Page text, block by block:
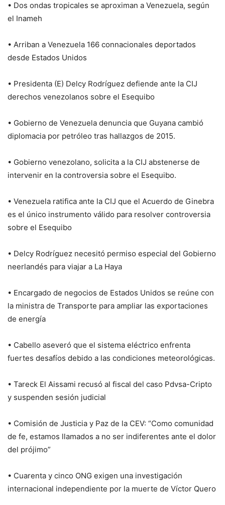
• Dos ondas tropicales se aproximan a Venezuela, según
el Inameh
• Arriban a Venezuela 166 connacionales deportados
desde Estados Unidos
• Presidenta (E) Delcy Rodríguez defiende ante la CIJ
derechos venezolanos sobre el Esequibo
• Gobierno de Venezuela denuncia que Guyana cambió
diplomacia por petróleo tras hallazgos de 2015.
• Gobierno venezolano, solicita a la CIJ abstenerse de
intervenir en la controversia sobre el Esequibo.
• Venezuela ratifica ante la CIJ que el Acuerdo de Ginebra
es el único instrumento válido para resolver controversia
sobre el Esequibo
• Delcy Rodríguez necesitó permiso especial del Gobierno
neerlandés para viajar a La Haya
• Encargado de negocios de Estados Unidos se reúne con
la ministra de Transporte para ampliar las exportaciones
de energía
• Cabello aseveró que el sistema eléctrico enfrenta
fuertes desafíos debido a las condiciones meteorológicas.
• Tareck El Aissami recusó al fiscal del caso Pdvsa-Cripto
y suspenden sesión judicial
• Comisión de Justicia y Paz de la CEV: “Como comunidad
de fe, estamos llamados a no ser indiferentes ante el dolor
del prójimo”
• Cuarenta y cinco ONG exigen una investigación
internacional independiente por la muerte de Víctor Quero